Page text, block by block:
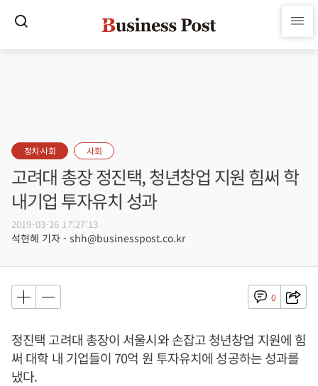
정치·사회 사회
고려대 총장 정진택, 청년창업 지원 힘써 학
내기업 투자유치 성과
2019-03-26 17:27:13
석현혜 기자 - shh@businesspost.co.kr
0
정진택 고려대 총장이 서울시와 손잡고 청년창업 지원에 힘
써 대학 내 기업들이 70억 원 투자유치에 성공하는 성과를
냈다.